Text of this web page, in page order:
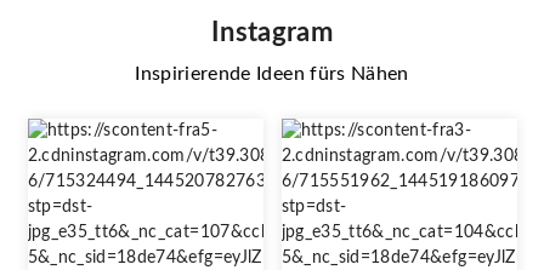
Instagram
Inspirierende Ideen fürs Nähen